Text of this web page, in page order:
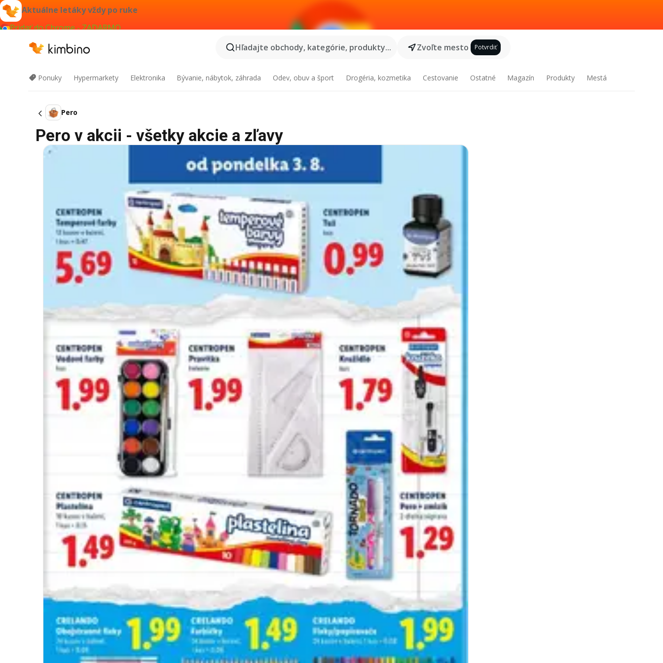
Aktuálne letáky vždy po ruke
Pridať do Chrome - ZADARMO
Hľadajte obchody, kategórie, produkty...
Zvoľte mesto Potvrdiť
Ponuky Hypermarkety Elektronika Bývanie, nábytok, záhrada Odev, obuv a šport Drogéria, kozmetika Cestovanie Ostatné Magazín Produkty Mestá
Pero
Pero v akcii - všetky akcie a zľavy